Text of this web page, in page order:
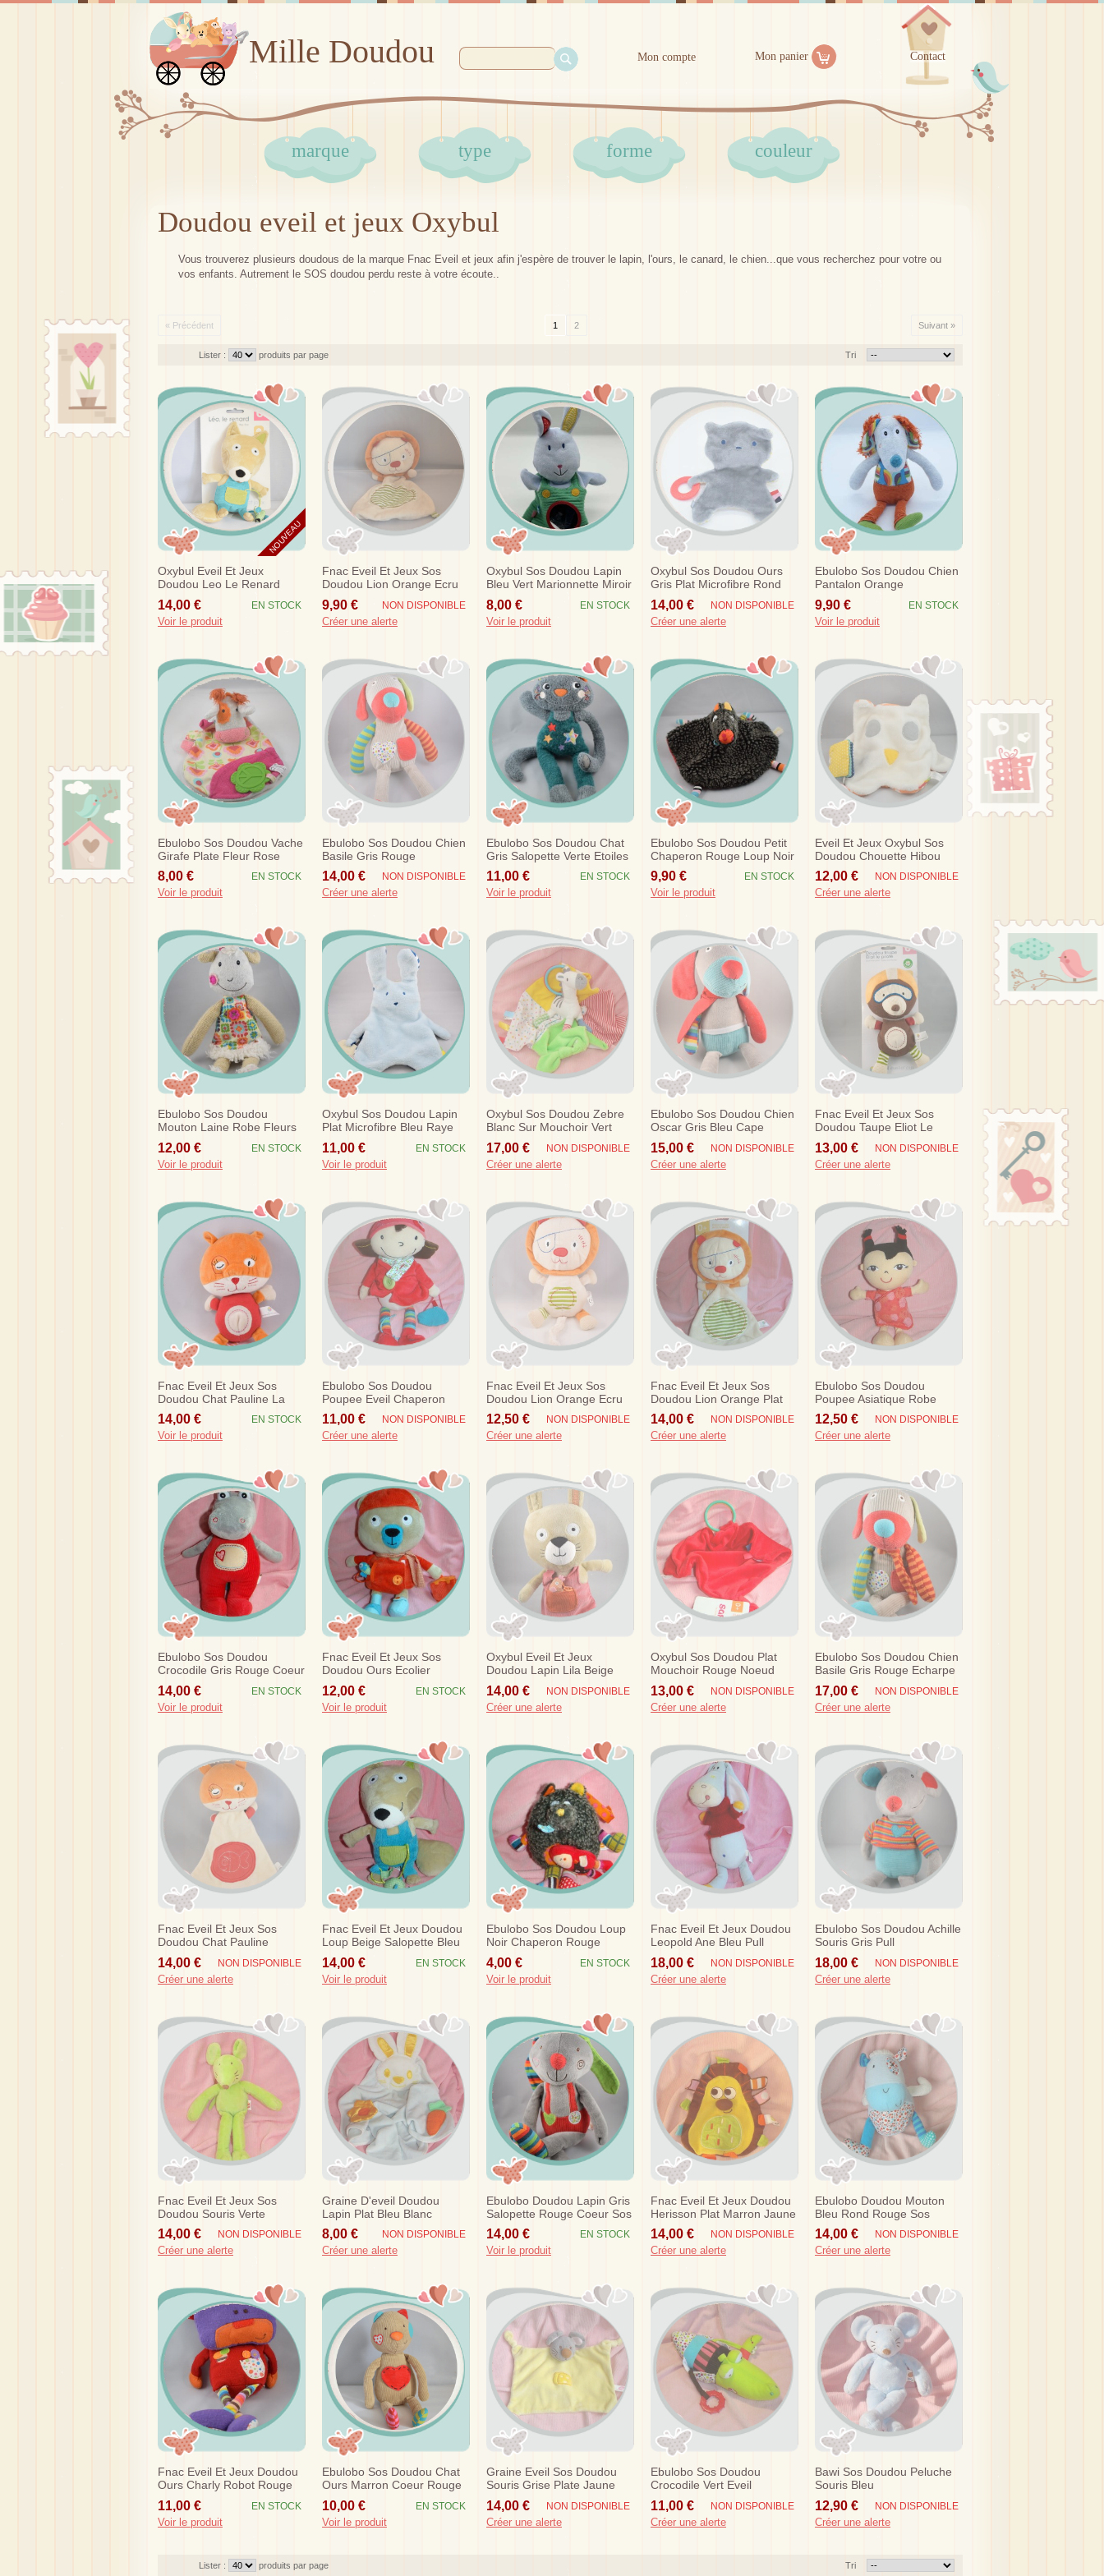
Mille Doudou Mon compte Mon panier Contact
marque type forme couleur
Doudou eveil et jeux Oxybul
Vous trouverez plusieurs doudous de la marque Fnac Eveil et jeux afin j'espère de trouver le lapin, l'ours, le canard, le chien...que vous recherchez pour votre ou
vos enfants. Autrement le SOS doudou perdu reste à votre écoute..
« Précédent 1 2 Suivant »
Tri
Lister : produits par page
NOUVEAU
Oxybul Eveil Et Jeux
Doudou Leo Le Renard
Beige Salopette Bleue
Souris
14,00 € EN STOCK
Voir le produit
Fnac Eveil Et Jeux Sos
Doudou Lion Orange Ecru
Pat Pirate Oxybul
9,90 € NON DISPONIBLE
Créer une alerte
Oxybul Sos Doudou Lapin
Bleu Vert Marionnette Miroir
8,00 € EN STOCK
Voir le produit
Oxybul Sos Doudou Ours
Gris Plat Microfibre Rond
Jaune Dentition
14,00 € NON DISPONIBLE
Créer une alerte
Ebulobo Sos Doudou Chien
Pantalon Orange
9,90 € EN STOCK
Voir le produit
Ebulobo Sos Doudou Vache
Girafe Plate Fleur Rose
8,00 € EN STOCK
Voir le produit
Ebulobo Sos Doudou Chien
Basile Gris Rouge
14,00 € NON DISPONIBLE
Créer une alerte
Ebulobo Sos Doudou Chat
Gris Salopette Verte Etoiles
11,00 € EN STOCK
Voir le produit
Ebulobo Sos Doudou Petit
Chaperon Rouge Loup Noir
9,90 € EN STOCK
Voir le produit
Eveil Et Jeux Oxybul Sos
Doudou Chouette Hibou
Plat Blanc Livre
12,00 € NON DISPONIBLE
Créer une alerte
Ebulobo Sos Doudou
Mouton Laine Robe Fleurs
12,00 € EN STOCK
Voir le produit
Oxybul Sos Doudou Lapin
Plat Microfibre Bleu Raye
Dentition
11,00 € EN STOCK
Voir le produit
Oxybul Sos Doudou Zebre
Blanc Sur Mouchoir Vert
Jaune Rouge
17,00 € NON DISPONIBLE
Créer une alerte
Ebulobo Sos Doudou Chien
Oscar Gris Bleu Cape
Rouge
15,00 € NON DISPONIBLE
Créer une alerte
Fnac Eveil Et Jeux Sos
Doudou Taupe Eliot Le
Pilote Marron Oxybul
13,00 € NON DISPONIBLE
Créer une alerte
Fnac Eveil Et Jeux Sos
Doudou Chat Pauline La
Coquine Orange Corps
Rouge
14,00 € EN STOCK
Voir le produit
Ebulobo Sos Doudou
Poupee Eveil Chaperon
Rouge Sac Bleu
11,00 € NON DISPONIBLE
Créer une alerte
Fnac Eveil Et Jeux Sos
Doudou Lion Orange Ecru
Pat Pirate Musical Oxybul
12,50 € NON DISPONIBLE
Créer une alerte
Fnac Eveil Et Jeux Sos
Doudou Lion Orange Plat
Ecru Pat Pirate
14,00 € NON DISPONIBLE
Créer une alerte
Ebulobo Sos Doudou
Poupee Asiatique Robe
Rouge Fleur
12,50 € NON DISPONIBLE
Créer une alerte
Ebulobo Sos Doudou
Crocodile Gris Rouge Coeur
14,00 € EN STOCK
Voir le produit
Fnac Eveil Et Jeux Sos
Doudou Ours Ecolier
Cartable Poisson Manteau
Orange
12,00 € EN STOCK
Voir le produit
Oxybul Eveil Et Jeux
Doudou Lapin Lila Beige
Robe Rose Poule
14,00 € NON DISPONIBLE
Créer une alerte
Oxybul Sos Doudou Plat
Mouchoir Rouge Noeud
Anneau
13,00 € NON DISPONIBLE
Créer une alerte
Ebulobo Sos Doudou Chien
Basile Gris Rouge Echarpe
17,00 € NON DISPONIBLE
Créer une alerte
Fnac Eveil Et Jeux Sos
Doudou Chat Pauline
Orange Plat Ecru Poisson
14,00 € NON DISPONIBLE
Créer une alerte
Fnac Eveil Et Jeux Doudou
Loup Beige Salopette Bleu
Souris
14,00 € EN STOCK
Voir le produit
Ebulobo Sos Doudou Loup
Noir Chaperon Rouge
Musical
4,00 € EN STOCK
Voir le produit
Fnac Eveil Et Jeux Doudou
Leopold Ane Bleu Pull
Rouge
18,00 € NON DISPONIBLE
Créer une alerte
Ebulobo Sos Doudou Achille
Souris Gris Pull
18,00 € NON DISPONIBLE
Créer une alerte
Fnac Eveil Et Jeux Sos
Doudou Souris Verte
14,00 € NON DISPONIBLE
Créer une alerte
Graine D'eveil Doudou
Lapin Plat Bleu Blanc
Carotte Sos
8,00 € NON DISPONIBLE
Créer une alerte
Ebulobo Doudou Lapin Gris
Salopette Rouge Coeur Sos
14,00 € EN STOCK
Voir le produit
Fnac Eveil Et Jeux Doudou
Herisson Plat Marron Jaune
Sos
14,00 € NON DISPONIBLE
Créer une alerte
Ebulobo Doudou Mouton
Bleu Rond Rouge Sos
14,00 € NON DISPONIBLE
Créer une alerte
Fnac Eveil Et Jeux Doudou
Ours Charly Robot Rouge
Sos
11,00 € EN STOCK
Voir le produit
Ebulobo Sos Doudou Chat
Ours Marron Coeur Rouge
10,00 € EN STOCK
Voir le produit
Graine Eveil Sos Doudou
Souris Grise Plate Jaune
14,00 € NON DISPONIBLE
Créer une alerte
Ebulobo Sos Doudou
Crocodile Vert Eveil
11,00 € NON DISPONIBLE
Créer une alerte
Bawi Sos Doudou Peluche
Souris Bleu
12,90 € NON DISPONIBLE
Créer une alerte
Tri
Lister : produits par page